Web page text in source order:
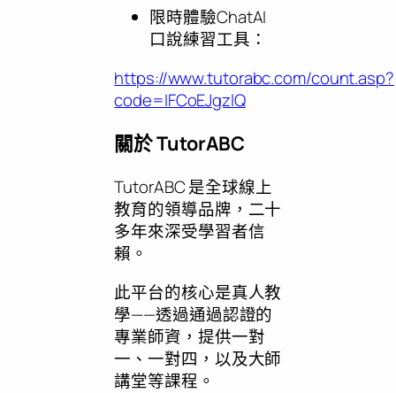
限時體驗ChatAI
口說練習工具：
https://www.tutorabc.com/count.asp?
code=IFCoEJgzlQ
關於 TutorABC
TutorABC 是全球線上
教育的領導品牌，二十
多年來深受學習者信
賴。
此平台的核心是真人教
學——透過通過認證的
專業師資，提供一對
一、一對四，以及大師
講堂等課程。